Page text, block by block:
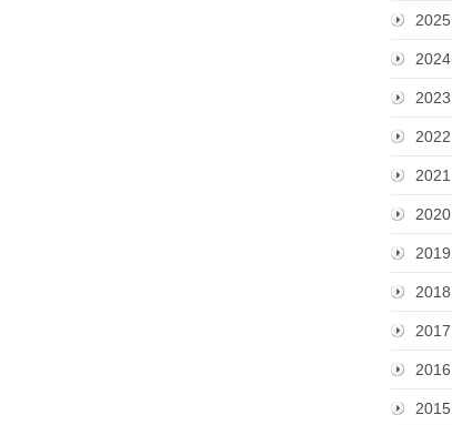
2025
2024
2023
2022
2021
2020
2019
2018
2017
2016
2015